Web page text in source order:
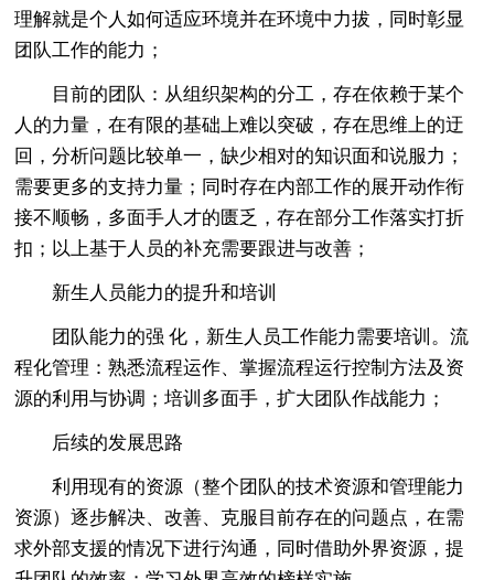
理解就是个人如何适应环境并在环境中力拔，同时彰显
团队工作的能力；
目前的团队：从组织架构的分工，存在依赖于某个
人的力量，在有限的基础上难以突破，存在思维上的迂
回，分析问题比较单一，缺少相对的知识面和说服力；
需要更多的支持力量；同时存在内部工作的展开动作衔
接不顺畅，多面手人才的匮乏，存在部分工作落实打折
扣；以上基于人员的补充需要跟进与改善；
新生人员能力的提升和培训
团队能力的强 化，新生人员工作能力需要培训。流
程化管理：熟悉流程运作、掌握流程运行控制方法及资
源的利用与协调；培训多面手，扩大团队作战能力；
后续的发展思路
利用现有的资源（整个团队的技术资源和管理能力
资源）逐步解决、改善、克服目前存在的问题点，在需
求外部支援的情况下进行沟通，同时借助外界资源，提